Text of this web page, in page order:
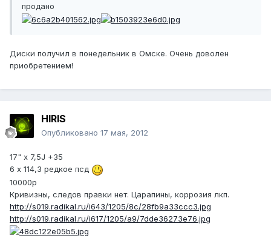
продано
Диски получил в понедельник в Омске. Очень доволен
приобретением!
HIRIS
Опубликовано 17 мая, 2012
17" х 7,5J +35
6 х 114,3 редкое псд
10000р
Кривизны, следов правки нет. Царапины, коррозия лкп.
http://s019.radikal.ru/i643/1205/8c/28fb9a33ccc3.jpg
http://s019.radikal.ru/i617/1205/a9/7dde36273e76.jpg